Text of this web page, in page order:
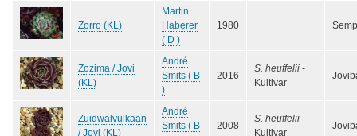
Zorro (KL)
Martin
Haberer
( D )
1980
Zozima / Jovi
(KL)
André
Smits ( B
)
2016
S. heuffelii -
Kultivar
Zuidwalvulkaan
/ Jovi (KL)
André
Smits ( B
2008
S. heuffelii -
Kultivar